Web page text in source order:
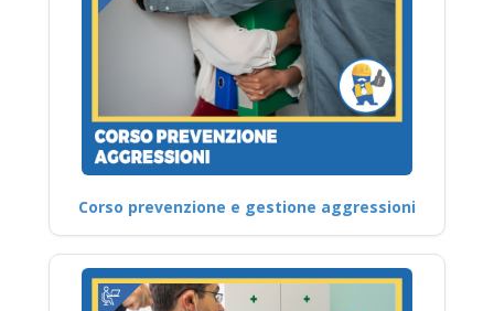
Corso prevenzione e gestione aggressioni